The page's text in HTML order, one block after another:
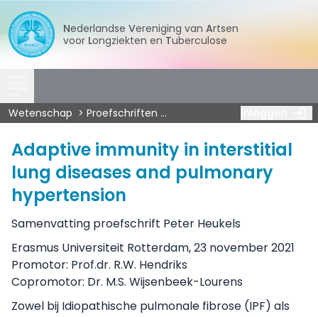
Nederlandse Vereniging van
Artsen
voor Longziekten en Tuberculose
Wetenschap Proefschriften
Adaptive immunity in interstitial
lung diseases and pulmonary
hypertension
Samenvatting proefschrift Peter Heukels
Erasmus Universiteit Rotterdam, 23 november 2021
Promotor: Prof.dr. R.W. Hendriks
Copromotor: Dr. M.S. Wijsenbeek-Lourens
Zowel bij Idiopathische pulmonale fibrose (IPF) als